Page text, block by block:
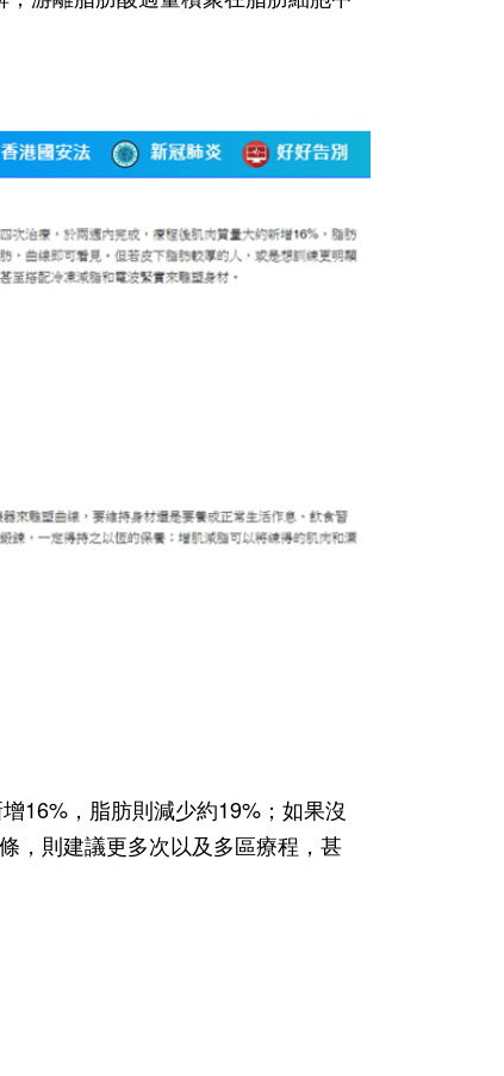
16%，脂肪則減少約19%；如果沒
，則建議更多次以及多區療程，甚